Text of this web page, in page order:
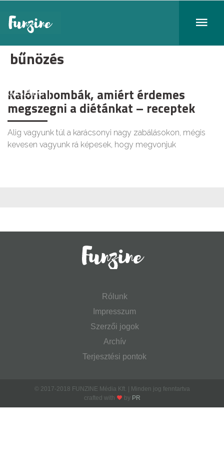
bűnözés
GASZTRO
Kalóriabombák, amiért érdemes
megszegni a diétánkat – receptek
Alig vagyunk túl a karácsonyi nagy zabálásokon, mégis
kevesen vagyunk rá képesek, hogy megvonjuk
Rólunk
Impresszum
Szerzői jogok
Archív
Terjesztési pontok
© 2017-2018 FUNZINE Média Kft. | Minden jog fenntartva
crafted with
by PR